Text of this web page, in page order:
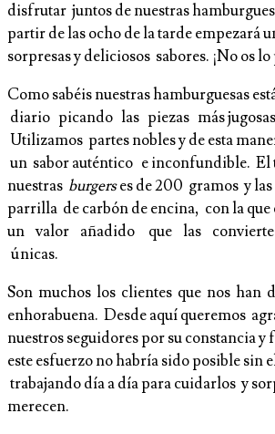
disfrutar juntos de nuestras
partir de las ocho de la tarde empezará
sorpresas y deliciosos sabores. ¡No os
Como sabéis nuestras hamburguesas
diario picando las piezas más jugosas
Utilizamos partes nobles y de esta
un sabor auténtico e inconfundible. El
nuestras burgerses de 200 gramos y
parrilla de carbón de encina, con la
un valor añadido que las convierte
únicas.
Son muchos los clientes que nos han
enhorabuena. Desde aquí queremos
nuestros seguidores por su constancia
este esfuerzo no habría sido posible sin
trabajando día a día para cuidarlos y
merecen.